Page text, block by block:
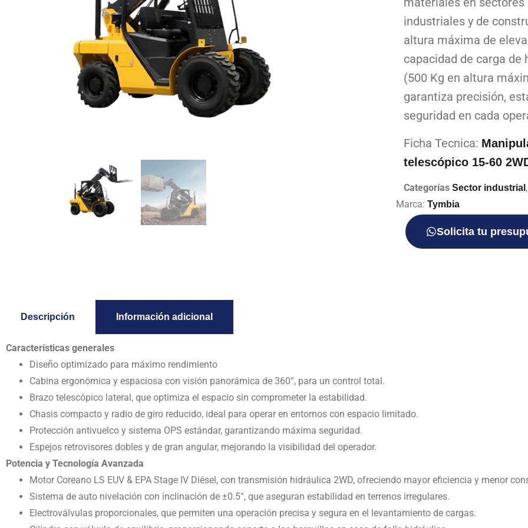
industriales y de
altura máxima de
capacidad de carga de
(500 Kg en altura
garantiza precisión,
seguridad en cada
Ficha Tecnica:
telescópico 15-60
Categorías Sector industrial ,
Marca: Tymbia
Solicita tu
Descripción Información adicional
Características generales
Diseño optimizado para máximo rendimiento
Cabina ergonómica y espaciosa con visión panorámica de 360°, para un control total.
Brazo telescópico lateral, que optimiza el espacio sin comprometer la estabilidad.
Chasis compacto y radio de giro reducido, ideal para operar en entornos con espacio limitado.
Protección antivuelco y sistema OPS estándar, garantizando máxima seguridad.
Espejos retrovisores dobles y de gran angular, mejorando la visibilidad del operador.
Potencia y Tecnología Avanzada
Motor Coreano LS EUV & EPA Stage IV Diésel, con transmisión hidráulica 2WD, ofreciendo mayor eficiencia y menor
Sistema de auto nivelación con inclinación de ±0.5°, que aseguran estabilidad en terrenos irregulares.
Electroválvulas proporcionales, que permiten una operación precisa y segura en el levantamiento de cargas.